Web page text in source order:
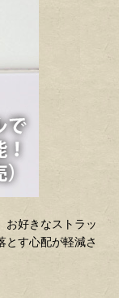
お好きなストラッ
とす心配が軽減さ